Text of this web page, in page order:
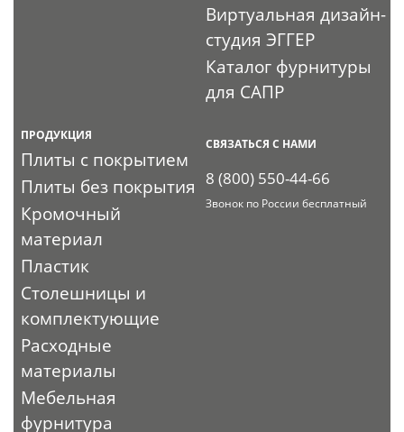
Виртуальная дизайн-
студия ЭГГЕР
Каталог фурнитуры
для САПР
ПРОДУКЦИЯ
Плиты с покрытием
Плиты без покрытия
Кромочный
материал
Пластик
Столешницы и
комплектующие
Расходные
материалы
Мебельная
фурнитура
СВЯЗАТЬСЯ С НАМИ
8 (800) 550-44-66
Звонок по России бесплатный